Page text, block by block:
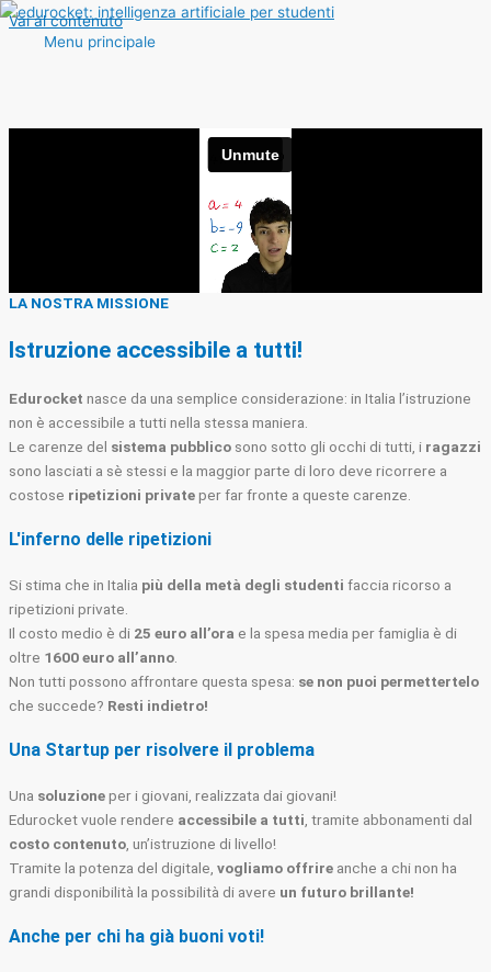
Vai al contenuto
Menu principale
LA NOSTRA MISSIONE
Istruzione accessibile a tutti!
Edurocket nasce da una semplice considerazione: in Italia l’istruzione
non è accessibile a tutti nella stessa maniera.
Le carenze del sistema pubblico sono sotto gli occhi di tutti, i ragazzi
sono lasciati a sè stessi e la maggior parte di loro deve ricorrere a
costose ripetizioni privateper far fronte a queste carenze.
L'inferno delle ripetizioni
Si stima che in Italia più della metà degli studenti faccia ricorso a
ripetizioni private.
Il costo medio è di 25 euro all’ora e la spesa media per famiglia è di
oltre 1600 euro all’anno
Non tutti possono affrontare questa spesa: se non puoi permettertelo
che succede? Resti indietro!
Una Startup per risolvere il problema
Una soluzioneper i giovani, realizzata dai giovani!
Edurocket vuole rendere accessibile a tutti , tramite abbonamenti dal
costo contenuto , un’istruzione di livello!
Tramite la potenza del digitale, vogliamo offrire anche a chi non ha
grandi disponibilità la possibilità di avere un futuro brillante!
Anche per chi ha già buoni voti!